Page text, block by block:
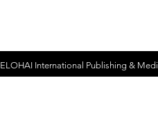
ELOHAI International Publishing &